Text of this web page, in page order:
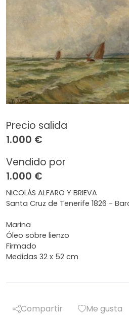
Precio salida
1.000 €
Vendido por
1.000 €
NICOLÁS ALFARO Y BRIEVA
Santa Cruz de Tenerife 1826 -
Marina
Óleo sobre lienzo
Firmado
Medidas 32 x 52 cm
Compartir Me gusta